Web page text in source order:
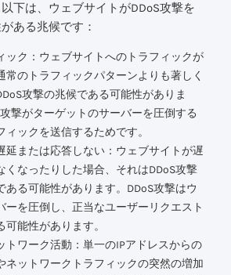
下は、ウェブサイトがDDoS攻撃を
ある兆候です：
ック：ウェブサイトへのトラフィックが
常のトラフィックパターンよりも著しく
攻撃の兆候である可能性がありま
撃がターゲットのサーバーを圧倒する
ックを送信するためです。
延または応答しない：ウェブサイトが遅
くなったりした場合、それはDDoS攻撃
ある可能性があります。DDoS攻撃はウ
ーを圧倒し、正当なユーザーリクエスト
能性があります。
トワーク活動：単一のIPアドレスからの
ネットワークトラフィックの突然の増加